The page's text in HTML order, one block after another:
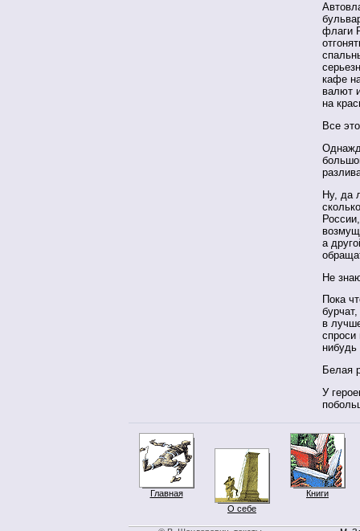
флаги
кафе
валют
на
Все
Ну, да
а
Не
Пока
в
спроси
Белая
У
Главная
О себе
Книги